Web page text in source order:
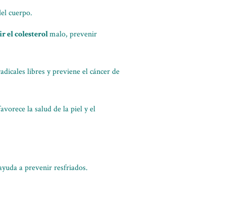
cuerpo.
el colesterolmalo, prevenir
libres y previene el cáncer de
la salud de la piel y el
a prevenir resfriados.